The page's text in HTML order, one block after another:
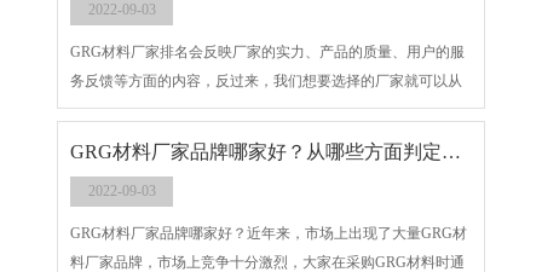
深入探讨创新GRC构件设计建筑外墙装饰的变革，以及这一变
革对建筑美学与实用性的深远影响。
2022-09-03
GRG材料厂家排名会反映厂家的实力、产品的质量、用户的服
务反馈等方面的内容，反过来，我们想要选择的厂家就可以从
这些方面入手，选择拥有大型生产线和设备的厂家，保障GRG
材料标准化生产和率生产；选择质量好的GRG材料，售后问题
化需求。
GRG材料厂家品牌哪家好？从哪些方面判定一个好的GRG厂家
2022-09-03
GRG材料厂家品牌哪家好？近年来，市场上出现了大量GRG材
料厂家品牌，市场上竞争十分激烈，大家在采购GRG材料时通